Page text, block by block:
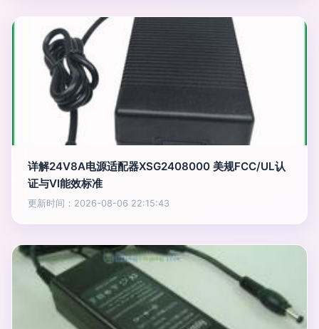
详解24V8A电源适配器XSG2408000 美规FCC/UL认
证与VI能效标准
更新时间：2026-08-06 22:15:43